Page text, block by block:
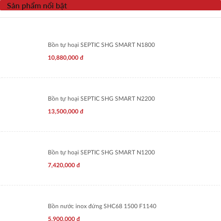
Sản phẩm nổi bật
Bồn tự hoại SEPTIC SHG SMART N1800
10,880,000đ
Bồn tự hoại SEPTIC SHG SMART N2200
13,500,000đ
Bồn tự hoại SEPTIC SHG SMART N1200
7,420,000đ
Bồn nước inox đứng SHC68 1500 F1140
5,900,000đ